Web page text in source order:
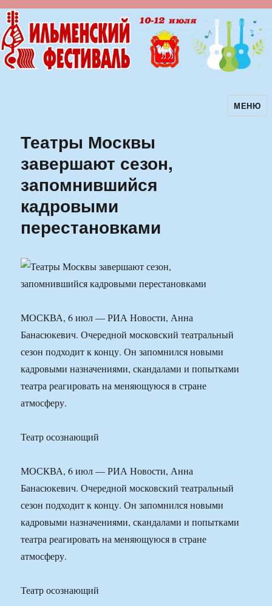
Ильменский фестиваль авторскойМЕНЮ
Театры Москвы
завершают сезон,
запомнившийся
кадровыми
перестановками
МОСКВА, 6 июл — РИА Новости, Анна
Банасюкевич. Очередной московский театральный
сезон подходит к концу. Он запомнился новыми
кадровыми назначениями, скандалами и попытками
театра реагировать на меняющуюся в стране
атмосферу.
Театр осознающий
МОСКВА, 6 июл — РИА Новости, Анна
Банасюкевич. Очередной московский театральный
сезон подходит к концу. Он запомнился новыми
кадровыми назначениями, скандалами и попытками
театра реагировать на меняющуюся в стране
атмосферу.
Театр осознающий